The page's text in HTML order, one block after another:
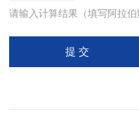
请输入计算结果（填写阿拉